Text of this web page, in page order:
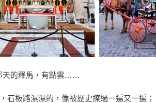
天的羅馬，有點雲……
石板路濕濕的，像被歷史擦過一遍又一遍；